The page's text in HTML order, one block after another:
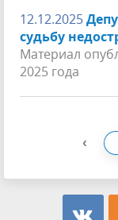
12.12.2025
судьбу
Материал
2025 года
‹